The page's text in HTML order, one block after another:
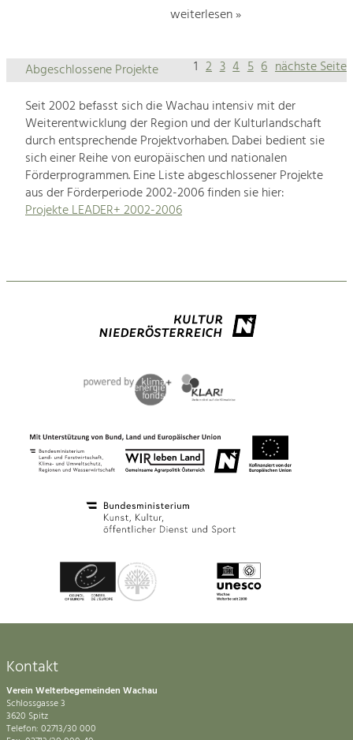
weiterlesen »
1 2 3 4 5 6 nächste Seite
Abgeschlossene Projekte
Seit 2002 befasst sich die Wachau intensiv mit der
Weiterentwicklung der Region und der Kulturlandschaft
durch entsprechende Projektvorhaben. Dabei bedient sie
sich einer Reihe von europäischen und nationalen
Förderprogrammen. Eine Liste abgeschlossener Projekte
aus der Förderperiode 2002-2006 finden sie hier:
Projekte LEADER+ 2002-2006
Kontakt
Verein Welterbegemeinden Wachau
Schlossgasse 3
3620 Spitz
Telefon: 02713/30 000